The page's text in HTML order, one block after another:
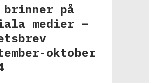
brinner på
medier –
oktober